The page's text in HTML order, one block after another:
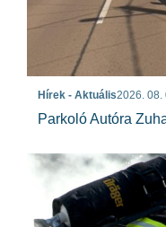
Hírek - Aktuális2026. 08.
Parkoló Autóra